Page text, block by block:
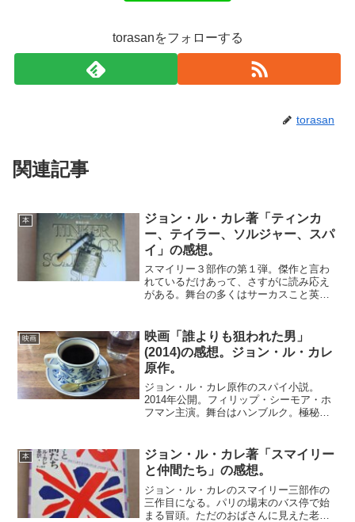
torasanをフォローする
torasan
関連記事
本
ジョン・ル・カレ著「ティンカ
ー、テイラー、ソルジャー、スパ
イ」の感想。
スマイリー３部作の第１弾。傑作と言わ
れているだけあって、さすがに読み応え
がある。舞台の多くはサーカスこと英国
れの個室に陣取っている。書類が積み上
がり、煙草をふかしたりコ...
映画
映画「誰よりも狙われた男」
(2014)の感想。ジョン・ル・カレ
原作。
ジョン・ル・カレ原作のスパイ小説。
2014年公開。フィリップ・シーモア・ホ
フマン主演。舞台はハンブルク。極秘で
を付ける。彼は人権派女性弁護士の保護
のもと、父の残した多額...
本
ジョン・ル・カレ著「スマイリー
と仲間たち」の感想。
ジョン・ル・カレのスマイリー三部作の
三作目になる。パリの場末のバス停で始
まる冒頭。ただのおばさんに見えた老女